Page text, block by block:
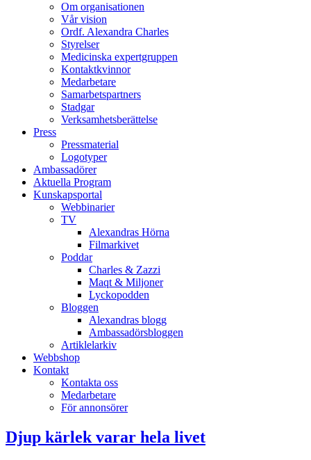
Om organisationen
Vår vision
Ordf. Alexandra Charles
Styrelser
Medicinska expertgruppen
Kontaktkvinnor
Medarbetare
Samarbetspartners
Stadgar
Verksamhetsberättelse
Press
Pressmaterial
Logotyper
Ambassadörer
Aktuella Program
Kunskapsportal
Webbinarier
TV
Alexandras Hörna
Filmarkivet
Poddar
Charles & Zazzi
Maqt & Miljoner
Lyckopodden
Bloggen
Alexandras blogg
Ambassadörsbloggen
Artiklelarkiv
Webbshop
Kontakt
Kontakta oss
Medarbetare
För annonsörer
Djup kärlek varar hela livet